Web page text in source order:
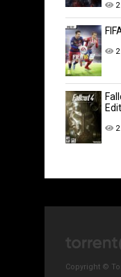
Copyright ©